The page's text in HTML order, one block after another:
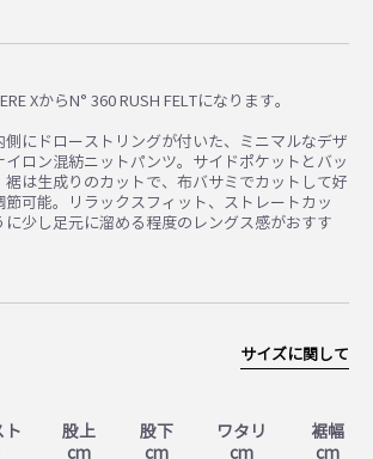
XからN° 360 RUSH FELTになります。
側にドローストリングが付いた、ミニマルなデザ
イロン混紡ニットパンツ。サイドポケットとバッ
裾は生成りのカットで、布バサミでカットして好
節可能。リラックスフィット、ストレートカッ
に少し足元に溜める程度のレングス感がおすす
ト
股上
cm
股下
cm
ワタリ
cm
裾幅
cm
サイズに関して